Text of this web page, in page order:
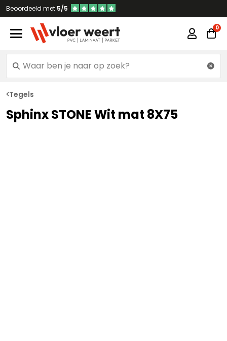
Beoordeeld met 5/5
Tegels
Sphinx STONE Wit mat 8X75